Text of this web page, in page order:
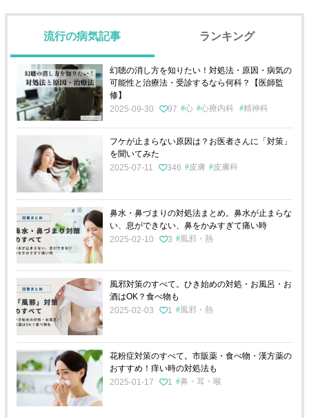
流行の病気記事 ランキング
幻聴の消し方を知りたい！対処法・原因・病気の
可能性と治療法・受診するなら何科？【医師監
修】
2025-09-30
97 心 心療内科 精神科
フケが止まらない原因は？お医者さんに「対策」
を聞いてみた
2025-07-11
346 皮膚 皮膚科
鼻水・鼻づまりの対処法まとめ。鼻水が止まらな
い、息ができない、鼻をかみすぎて痛い時
2025-02-10
3 風邪・熱
風邪対策のすべて。ひき始めの対処・お風呂・お
酒はOK？食べ物も
2025-02-03
1 風邪・熱
花粉症対策のすべて。市販薬・食べ物・漢方薬の
おすすめ！痒い時の対処法も
2025-01-17
1 鼻・耳・喉